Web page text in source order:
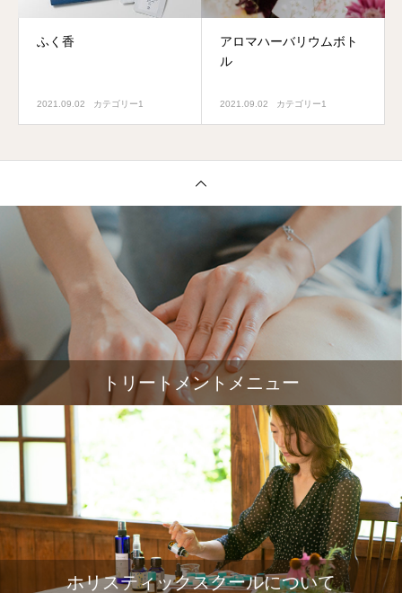
ふく香
2021.09.02 カテゴリー1
アロマハーバリウムボト
ル
2021.09.02 カテゴリー1
トリートメントメニュー
ホリスティックスクールについて